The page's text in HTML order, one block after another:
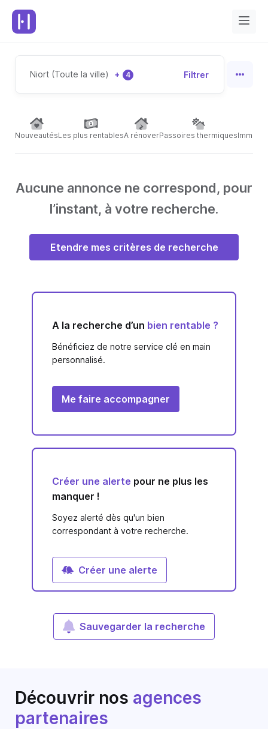
Niort (Toute la ville) + 4 Filtrer
NouveautésLes plus rentablesA rénoverPassoires thermiques
Aucune annonce ne correspond, pour
l’instant, à votre recherche.
Etendre mes critères de recherche
A la recherche d’un bien rentable ?
Bénéficiez de notre service clé en main
personnalisé.
Me faire accompagner
Créer une alerte pour ne plus les
manquer !
Soyez alerté dès qu'un bien
correspondant à votre recherche.
Créer une alerte
Sauvegarder la recherche
Découvrir nos agences
partenaires